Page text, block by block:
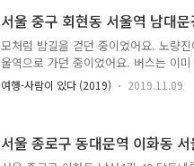
해봤어요. 영등포 쪽방촌. 거기는 정말
서울에서 최악의 지역으로 손꼽히는
그 자체인 곳. 유럽 국가에서 기차역이
서울 중구 회현동 서울역 남대
모처럼 밤길을 걷던 중이었어요. 노량
울역으로 가던 중이었어요. 버스는 이
는 심야버스가 달리고 있었어요. 슬슬
가까워지자 여기저기 으슥하고 음침한
이에요. 지하철 노선에서는 숙대입구역
여행-사람이 있다 (2019) 2019.11.09
서울 종로구 동대문역 이화동